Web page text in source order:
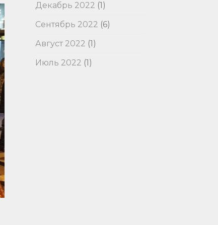
Декабрь 2022 (1)
Сентябрь 2022 (6)
Август 2022 (1)
Июль 2022 (1)